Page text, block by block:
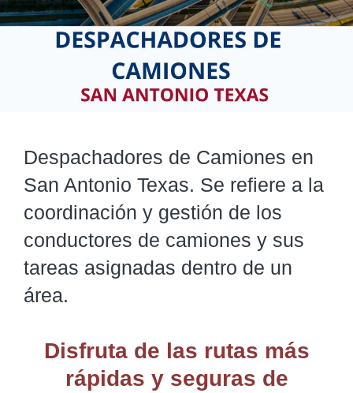
Despachadores de Camiones en
San Antonio Texas. Se refiere a la
coordinación y gestión de los
conductores de camiones y sus
tareas asignadas dentro de un
área.
Disfruta de las rutas más
rápidas y seguras de